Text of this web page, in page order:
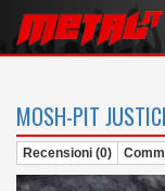
MOSH-PIT
Recensioni (0)